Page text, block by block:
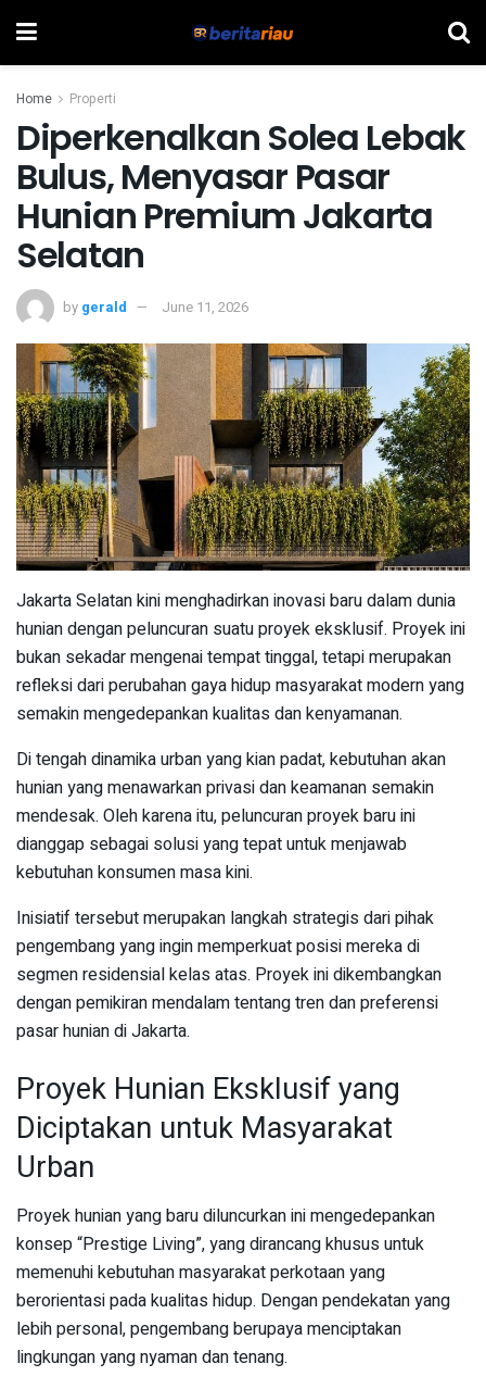
Home Properti
Diperkenalkan Solea Lebak
Bulus, Menyasar Pasar
Hunian Premium Jakarta
Selatan
by gerald June 11, 2026
Jakarta Selatan kini menghadirkan inovasi baru dalam dunia
hunian dengan peluncuran suatu proyek eksklusif. Proyek ini
bukan sekadar mengenai tempat tinggal, tetapi merupakan
refleksi dari perubahan gaya hidup masyarakat modern yang
semakin mengedepankan kualitas dan kenyamanan.
Di tengah dinamika urban yang kian padat, kebutuhan akan
hunian yang menawarkan privasi dan keamanan semakin
mendesak. Oleh karena itu, peluncuran proyek baru ini
dianggap sebagai solusi yang tepat untuk menjawab
kebutuhan konsumen masa kini.
Inisiatif tersebut merupakan langkah strategis dari pihak
pengembang yang ingin memperkuat posisi mereka di
segmen residensial kelas atas. Proyek ini dikembangkan
dengan pemikiran mendalam tentang tren dan preferensi
pasar hunian di Jakarta.
Proyek Hunian Eksklusif yang
Diciptakan untuk Masyarakat
Urban
Proyek hunian yang baru diluncurkan ini mengedepankan
konsep “Prestige Living”, yang dirancang khusus untuk
memenuhi kebutuhan masyarakat perkotaan yang
berorientasi pada kualitas hidup. Dengan pendekatan yang
lebih personal, pengembang berupaya menciptakan
lingkungan yang nyaman dan tenang.